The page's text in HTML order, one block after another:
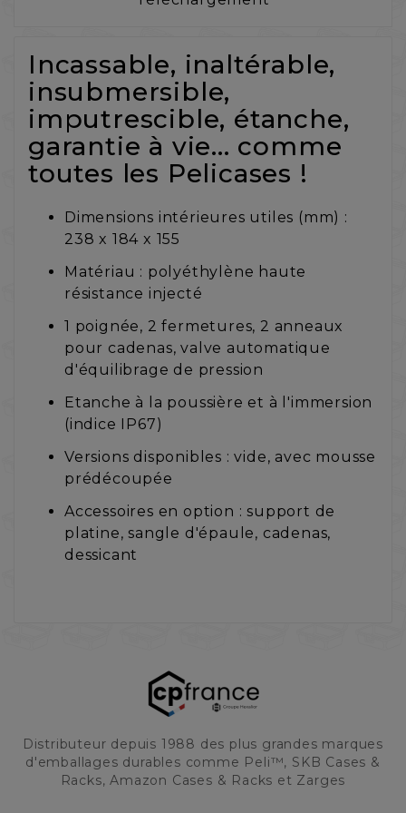
Incassable, inaltérable,
insubmersible,
imputrescible, étanche,
garantie à vie... comme
toutes les Pelicases !
Dimensions intérieures utiles (mm) :
238 x 184 x 155
Matériau : polyéthylène haute
résistance injecté
1 poignée, 2 fermetures, 2 anneaux
pour cadenas, valve automatique
d'équilibrage de pression
Etanche à la poussière et à l'immersion
(indice IP67)
Versions disponibles : vide, avec mousse
prédécoupée
Accessoires en option : support de
platine, sangle d'épaule, cadenas,
dessicant
Distributeur depuis 1988 des plus grandes marques
d'emballages durables comme Peli™, SKB Cases &
Racks, Amazon Cases & Racks et Zarges